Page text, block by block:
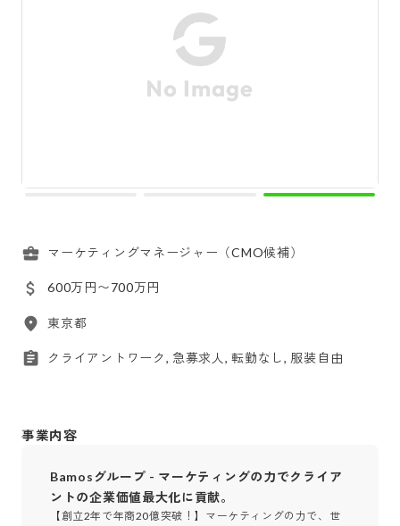
マーケティングマネージャー（CMO候補）
600万円〜700万円
東京都
クライアントワーク, 急募求人, 転勤なし, 服装自由
事業内容
Bamosグループ - マーケティングの力でクライア
ントの企業価値最大化に貢献。
【創立2年で年商20億突破！】マーケティングの力で、世